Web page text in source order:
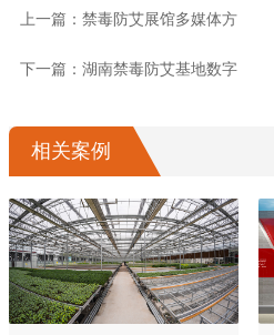
上一篇：禁毒防艾展馆多媒体方
下一篇：湖南禁毒防艾基地数字
相关案例